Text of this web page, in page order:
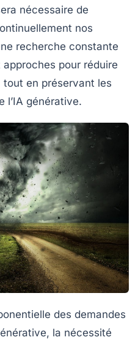
nécessaire de
nos
recherche constante
pour réduire
tout en préservant les
l’IA générative.
des demandes
la nécessité